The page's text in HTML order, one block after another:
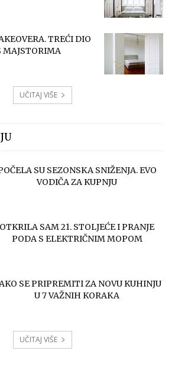
TREĆI DIO
MAJSTORIMA
UČITAJ VIŠE
SU SEZONSKA SNIŽENJA. EVO
VODIČA ZA KUPNJU
OTKRILA SAM 21. STOLJEĆE I PRANJE
PODA S ELEKTRIČNIM MOPOM
SE PRIPREMITI ZA NOVU KUHINJU
U 7 VAŽNIH KORAKA
UČITAJ VIŠE